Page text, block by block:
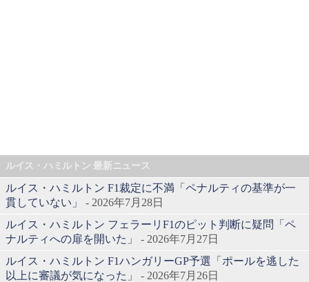
ルイス・ハミルトン 最新ニュース
ルイス・ハミルトン F1裁定に不満「ペナルティの基準が一
貫していない」
- 2026年7月28日
ルイス・ハミルトン フェラーリF1のピット判断に疑問「ペ
ナルティへの扉を開いた」
- 2026年7月27日
ルイス・ハミルトン F1ハンガリーGP予選「ポールを逃した
以上に審議が気になった」
- 2026年7月26日